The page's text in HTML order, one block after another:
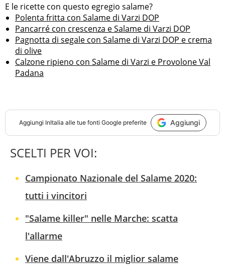
E le ricette con questo egregio salame?
Polenta fritta con Salame di Varzi DOP
Pancarré con crescenza e Salame di Varzi DOP
Pagnotta di segale con Salame di Varzi DOP e crema
di olive
Calzone ripieno con Salame di Varzi e Provolone Val
Padana
Aggiungi InItalia alle tue fonti Google preferite Aggiungi
SCELTI PER VOI:
Campionato Nazionale del Salame 2020:
tutti i vincitori
"Salame killer" nelle Marche: scatta
l'allarme
Viene dall'Abruzzo il miglior salame